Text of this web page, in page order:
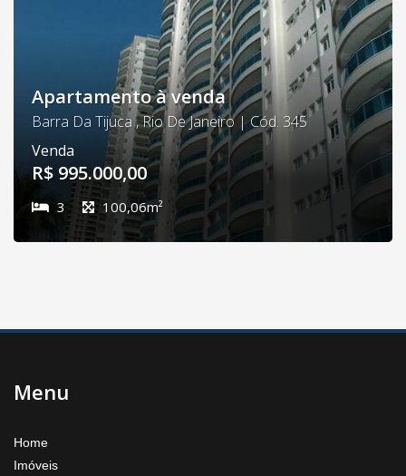
Apartamento à venda
Barra Da Tijuca , Rio De Janeiro | Cód. 345
Venda
R$ 995.000,00
3 100,06m²
Menu
Home
Imóveis